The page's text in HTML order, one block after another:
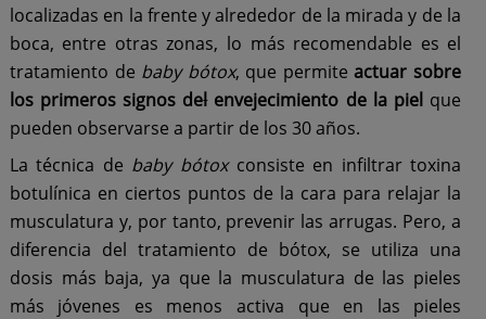
localizadas en la frente y alrededor de la mirada y de la
boca, entre otras zonas, lo más recomendable es el
tratamiento de baby bótox, que permiteactuar sobre
los primeros signos delenvejecimiento de la piel que
pueden observarse a partir de los 30 años.
La técnica de baby bótoxconsiste en infiltrar toxina
botulínica en ciertos puntos de la cara para relajar la
musculatura y, por tanto, prevenir las arrugas. Pero, a
diferencia del tratamiento de bótox, se utiliza una
dosis más baja, ya que la musculatura de las pieles
más jóvenes es menos activa que en las pieles